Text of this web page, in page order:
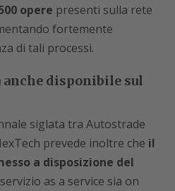
opere presenti sulla rete
fortemente
di tali processi.
anche disponibile sul
siglata tra Autostrade
prevede inoltre che il
a disposizione del
as a service sia on